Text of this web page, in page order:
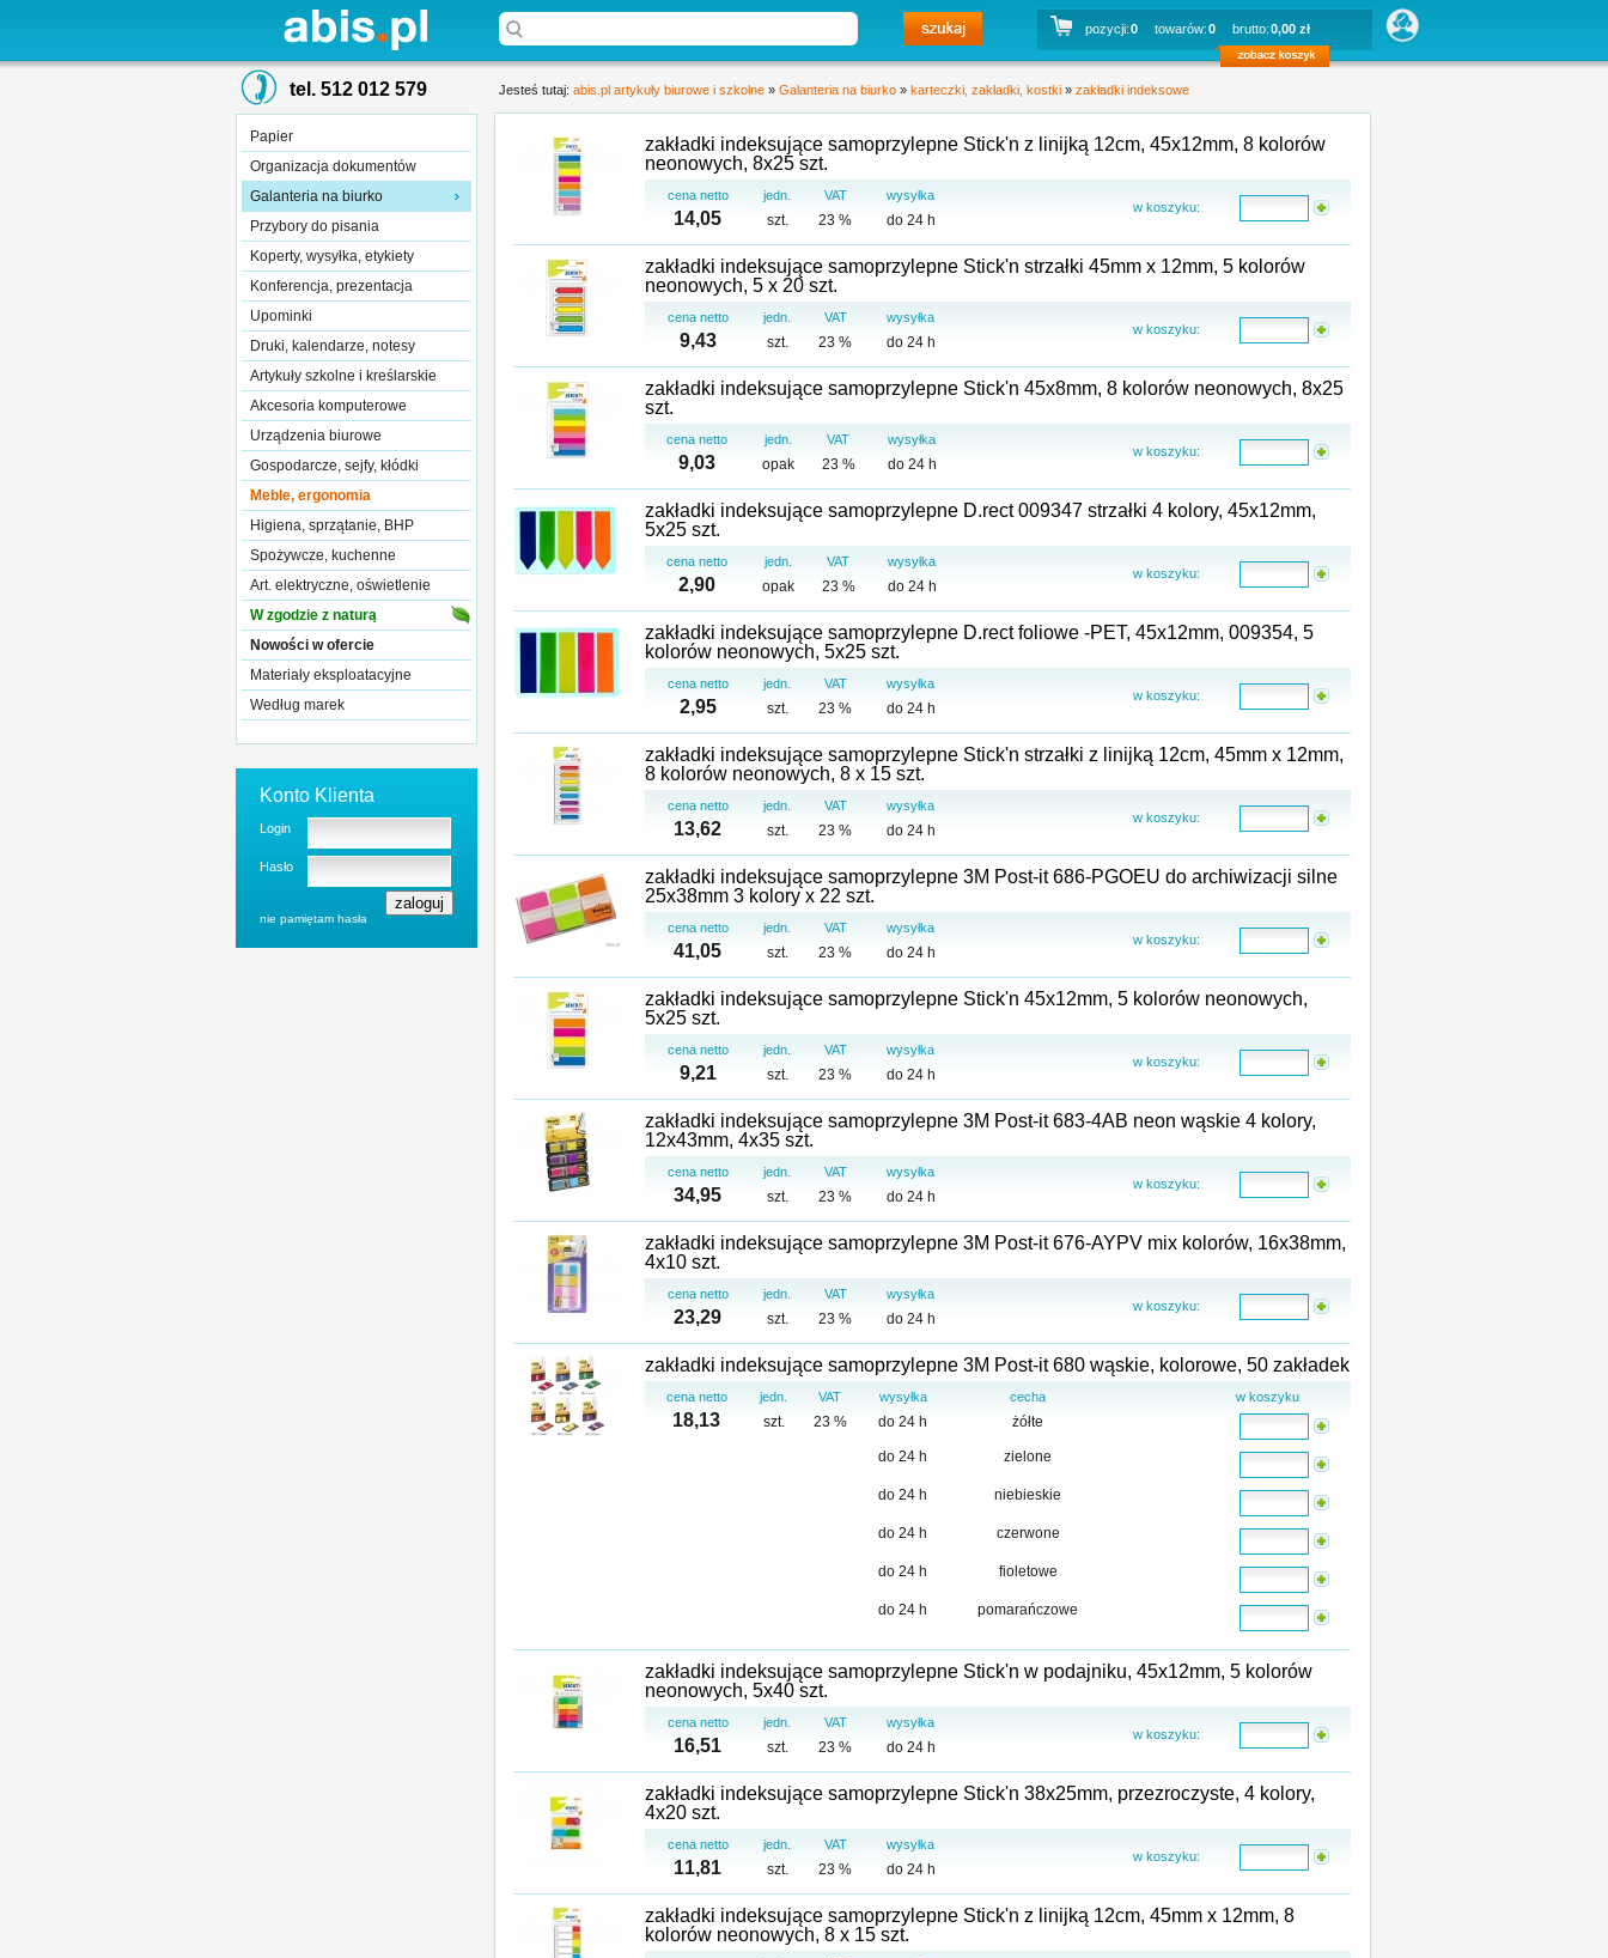
pozycji:0 towarów:0 brutto:0,00 zł
tel. 512 012 579
Papier
Organizacja dokumentów
Galanteria na biurko
Przybory do pisania
Koperty, wysyłka, etykiety
Konferencja, prezentacja
Upominki
Druki, kalendarze, notesy
Artykuły szkolne i kreślarskie
Akcesoria komputerowe
Urządzenia biurowe
Gospodarcze, sejfy, kłódki
Meble, ergonomia
Higiena, sprzątanie, BHP
Spożywcze, kuchenne
Art. elektryczne, oświetlenie
W zgodzie z naturą
Nowości w ofercie
Materiały eksploatacyjne
Według marek
Konto Klienta
Login
Hasło
nie pamiętam hasła
Jesteś tutaj: abis.pl artykuły biurowe i szkolne » Galanteria na biurko » karteczki, zakładki, kostki » zakładki indeksowe
zakładki indeksujące samoprzylepne Stick'n z linijką 12cm, 45x12mm, 8 kolorów
neonowych, 8x25 szt.
cena netto jedn. VAT
wysyłka
w koszyku:
14,05 szt. 23 % do 24 h
zakładki indeksujące samoprzylepne Stick'n strzałki 45mm x 12mm, 5 kolorów
neonowych, 5 x 20 szt.
cena netto jedn. VAT
wysyłka
w koszyku:
9,43 szt. 23 % do 24 h
zakładki indeksujące samoprzylepne Stick'n 45x8mm, 8 kolorów neonowych, 8x25
szt.
cena netto jedn. VAT
wysyłka
w koszyku:
9,03 opak 23 % do 24 h
zakładki indeksujące samoprzylepne D.rect 009347 strzałki 4 kolory, 45x12mm,
5x25 szt.
cena netto jedn. VAT
wysyłka
w koszyku:
2,90 opak 23 % do 24 h
zakładki indeksujące samoprzylepne D.rect foliowe -PET, 45x12mm, 009354, 5
kolorów neonowych, 5x25 szt.
cena netto jedn. VAT
wysyłka
w koszyku:
2,95 szt. 23 % do 24 h
zakładki indeksujące samoprzylepne Stick'n strzałki z linijką 12cm, 45mm x 12mm,
8 kolorów neonowych, 8 x 15 szt.
cena netto jedn. VAT
wysyłka
w koszyku:
13,62 szt. 23 % do 24 h
zakładki indeksujące samoprzylepne 3M Post-it 686-PGOEU do archiwizacji silne
25x38mm 3 kolory x 22 szt.
cena netto jedn. VAT
wysyłka
w koszyku:
41,05 szt. 23 % do 24 h
zakładki indeksujące samoprzylepne Stick'n 45x12mm, 5 kolorów neonowych,
5x25 szt.
cena netto jedn. VAT
wysyłka
w koszyku:
9,21 szt. 23 % do 24 h
zakładki indeksujące samoprzylepne 3M Post-it 683-4AB neon wąskie 4 kolory,
12x43mm, 4x35 szt.
cena netto jedn. VAT
wysyłka
w koszyku:
34,95 szt. 23 % do 24 h
zakładki indeksujące samoprzylepne 3M Post-it 676-AYPV mix kolorów, 16x38mm,
4x10 szt.
cena netto jedn. VAT
wysyłka
w koszyku:
23,29 szt. 23 % do 24 h
zakładki indeksujące samoprzylepne 3M Post-it 680 wąskie, kolorowe, 50 zakładek
cena netto jedn. VAT wysyłka cecha w koszyku
18,13 szt. 23 % do 24 h żółte
do 24 h zielone
do 24 h niebieskie
do 24 h czerwone
do 24 h fioletowe
do 24 h pomarańczowe
zakładki indeksujące samoprzylepne Stick'n w podajniku, 45x12mm, 5 kolorów
neonowych, 5x40 szt.
cena netto jedn. VAT
wysyłka
w koszyku:
16,51 szt. 23 % do 24 h
zakładki indeksujące samoprzylepne Stick'n 38x25mm, przezroczyste, 4 kolory,
4x20 szt.
cena netto jedn. VAT
wysyłka
w koszyku:
11,81 szt. 23 % do 24 h
zakładki indeksujące samoprzylepne Stick'n z linijką 12cm, 45mm x 12mm, 8
kolorów neonowych, 8 x 15 szt.